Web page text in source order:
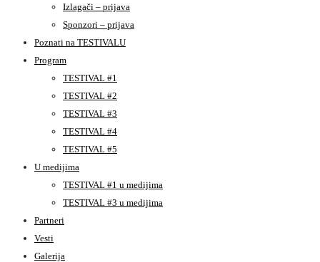
Izlagači – prijava
Sponzori – prijava
Poznati na TESTIVALU
Program
TESTIVAL #1
TESTIVAL #2
TESTIVAL #3
TESTIVAL #4
TESTIVAL #5
U medijima
TESTIVAL #1 u medijima
TESTIVAL #3 u medijima
Partneri
Vesti
Galerija